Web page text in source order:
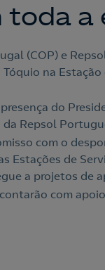
toda a
(COP) e
na
do
Repsol
com o
Estações de
a projetos de
com